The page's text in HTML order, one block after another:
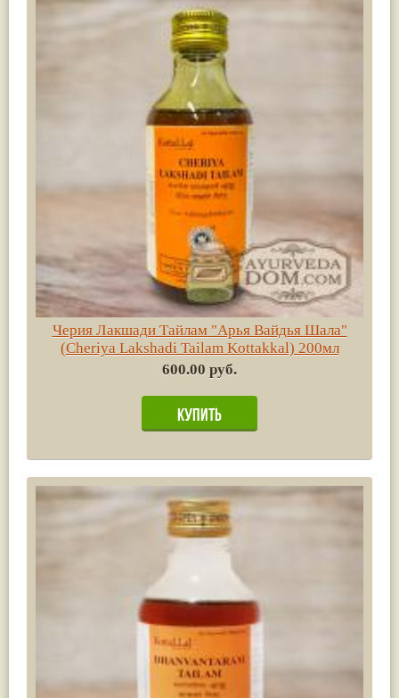
Черия Лакшади Тайлам "Арья Вайдья Шала"
(Cheriya Lakshadi Tailam Kottakkal) 200мл
600.00 руб.